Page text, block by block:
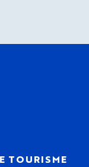
TOURISME